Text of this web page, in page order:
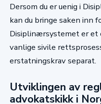
Dersom du er uenig i
kan du bringe saken inn
Disiplinærsystemet er et
vanlige sivile
erstatningskrav separat.
Utviklingen av
advokatskikk i